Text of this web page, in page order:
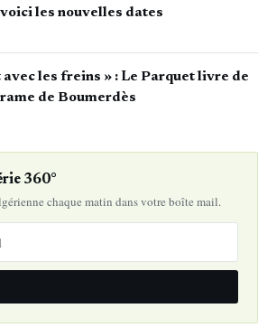
les nouvelles dates
les freins » : Le Parquet livre de
de Boumerdès
360°
chaque matin dans votre boîte mail.